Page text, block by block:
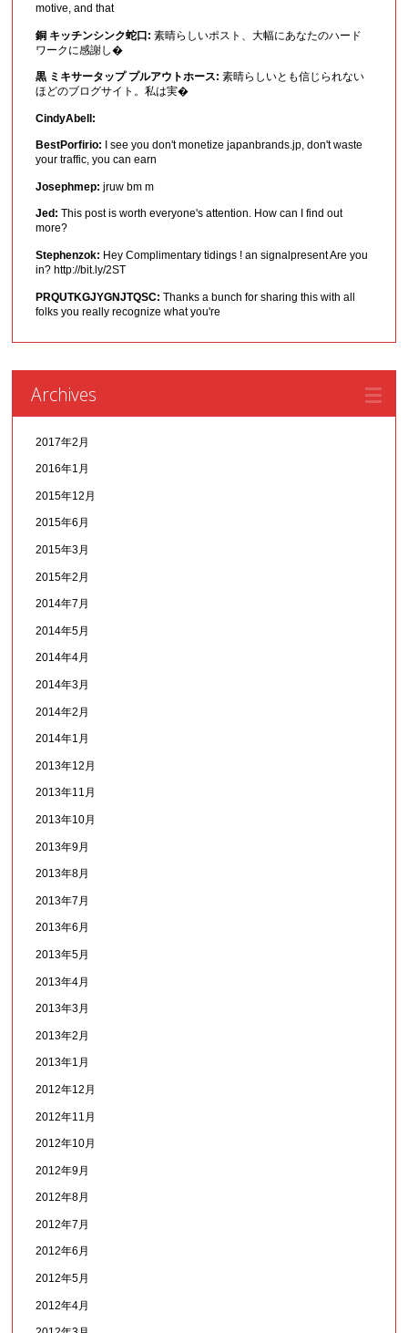
motive, and that
銅 キッチンシンク蛇口: 素晴らしいポスト、大幅にあなたのハード
ワークに感謝し�
黒 ミキサータップ プルアウトホース: 素晴らしいとも信じられない
ほどのブログサイト。私は実�
CindyAbell:
BestPorfirio:
I see you don't monetize japanbrands.jp, don't waste
your traffic, you can earn
Josephmep: jruw bm m
Jed: This post is worth everyone's attention. How can I find out
more?
Stephenzok: Hey Complimentary tidings ! an signalpresent Are you
in? http://bit.ly/2ST
PRQUTKGJYGNJTQSC: Thanks a bunch for sharing this with all
folks you really recognize what you're
Archives
2017年2月
2016年1月
2015年12月
2015年6月
2015年3月
2015年2月
2014年7月
2014年5月
2014年4月
2014年3月
2014年2月
2014年1月
2013年12月
2013年11月
2013年10月
2013年9月
2013年8月
2013年7月
2013年6月
2013年5月
2013年4月
2013年3月
2013年2月
2013年1月
2012年12月
2012年11月
2012年10月
2012年9月
2012年8月
2012年7月
2012年6月
2012年5月
2012年4月